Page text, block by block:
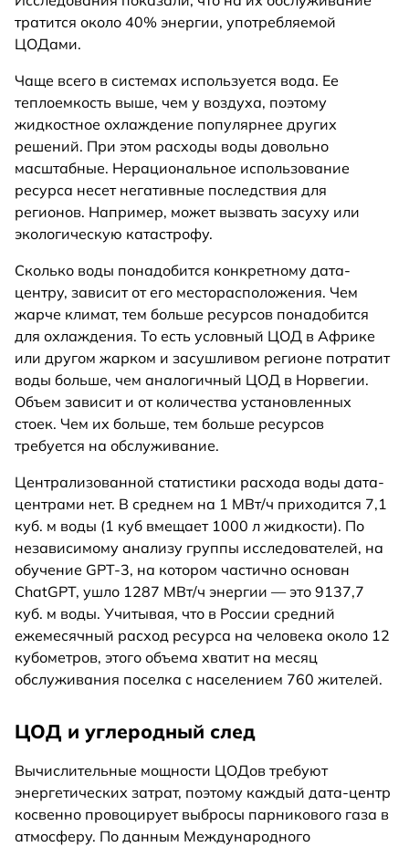
тратится около 40% энергии, употребляемой
ЦОДами.
Чаще всего в системах используется вода. Ее
теплоемкость выше, чем у воздуха, поэтому
жидкостное охлаждение популярнее других
решений. При этом расходы воды довольно
масштабные. Нерациональное использование
ресурса несет негативные последствия для
регионов. Например, может вызвать засуху или
экологическую катастрофу.
Сколько воды понадобится конкретному дата-
центру, зависит от его месторасположения. Чем
жарче климат, тем больше ресурсов понадобится
для охлаждения. То есть условный ЦОД в Африке
или другом жарком и засушливом регионе потратит
воды больше, чем аналогичный ЦОД в Норвегии.
Объем зависит и от количества установленных
стоек. Чем их больше, тем больше ресурсов
требуется на обслуживание.
Централизованной статистики расхода воды дата-
центрами нет. В среднем на 1 МВт/ч приходится 7,1
куб. м воды (1 куб вмещает 1000 л жидкости). По
независимому анализу группы исследователей, на
обучение GPT-3, на котором частично основан
ChatGPT, ушло 1287 МВт/ч энергии — это 9137,7
куб. м воды. Учитывая, что в России средний
ежемесячный расход ресурса на человека около 12
кубометров, этого объема хватит на месяц
обслуживания поселка с населением 760 жителей.
ЦОД и углеродный след
Вычислительные мощности ЦОДов требуют
энергетических затрат, поэтому каждый дата-центр
косвенно провоцирует выбросы парникового газа в
атмосферу. По данным Международного